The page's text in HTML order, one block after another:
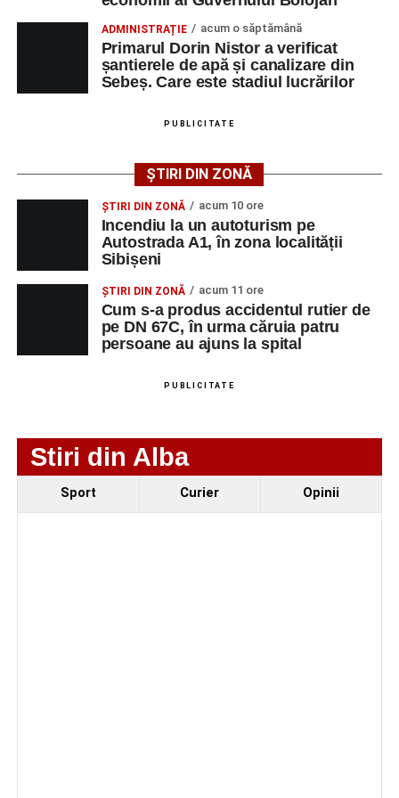
electronic de supraveghere, să urmeze lunar consiliere
psihologică și să se prezinte periodic la poliție.
Instanța a atras atenția că încălcarea măsurilor dispuse
prin ordinul de protecție constituie infracțiune și se
Adaugă-ne ca sursă preferată
Urmărește-ne pe Google News
Ultimele știri din Sebeș
Incendiu la un autoturism pe Autostrada A1, în zona
localității Sibișeni
Școala de Fotbal Valea Frumoasei își întărește
protecție pentru 12 luni
Incendiu la un autoturism pe Autostrada A1, în zona
localității Sibișeni
lotul pentru noul sezon. Trei achiziții și performanțe
ADMINISTRAȚIE acum o săptămână
Primarul Dorin Nistor a verificat
șantierele de apă și canalizare din
Sebeș. Care este stadiul lucrărilor
PUBLICITATE
ȘTIRI DIN ZONĂ
ȘTIRI DIN ZONĂ acum 10 ore
Incendiu la un autoturism pe
Autostrada A1, în zona localității
Sibișeni
ȘTIRI DIN ZONĂ acum 11 ore
Cum s-a produs accidentul rutier de
pe DN 67C, în urma căruia patru
persoane au ajuns la spital
PUBLICITATE
Stiri din Alba
Sport Curier Opinii